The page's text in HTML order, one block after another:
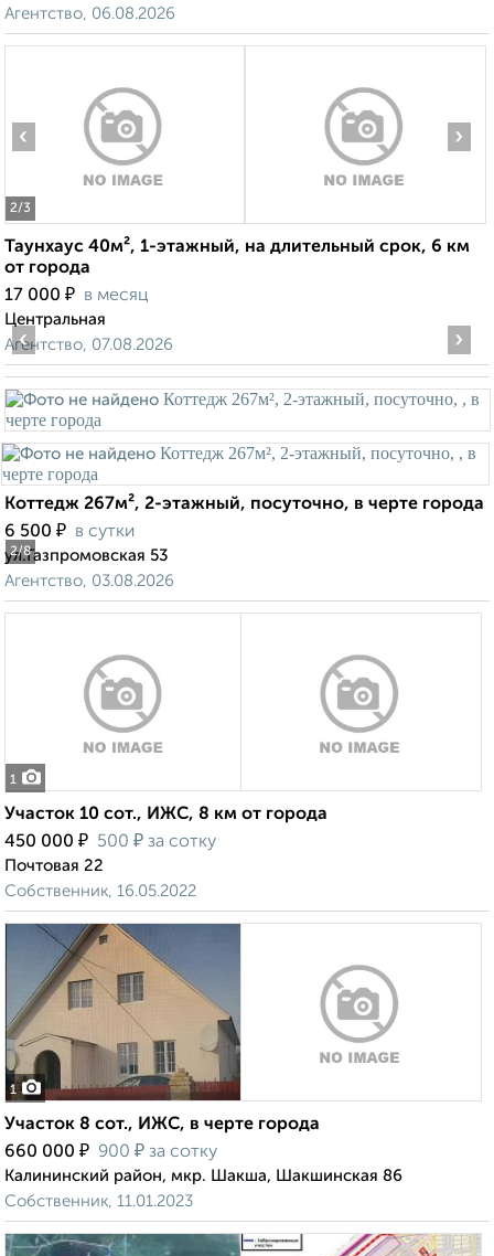
Агентство, 06.08.2026
2/3
‹ ›
Таунхаус 40м², 1-этажный, на длительный срок, 6 км
от города
17 000 ₽ в месяц
Центральная
Агентство, 07.08.2026
2/8
‹ ›
Коттедж 267м², 2-этажный, посуточно, в черте города
6 500 ₽ в сутки
ул.Газпромовская 53
Агентство, 03.08.2026
1
Участок 10 сот., ИЖС, 8 км от города
450 000 ₽ 500 ₽ за сотку
Почтовая 22
Собственник, 16.05.2022
1
Участок 8 сот., ИЖС, в черте города
660 000 ₽ 900 ₽ за сотку
Калининский район, мкр. Шакша, Шакшинская 86
Собственник, 11.01.2023